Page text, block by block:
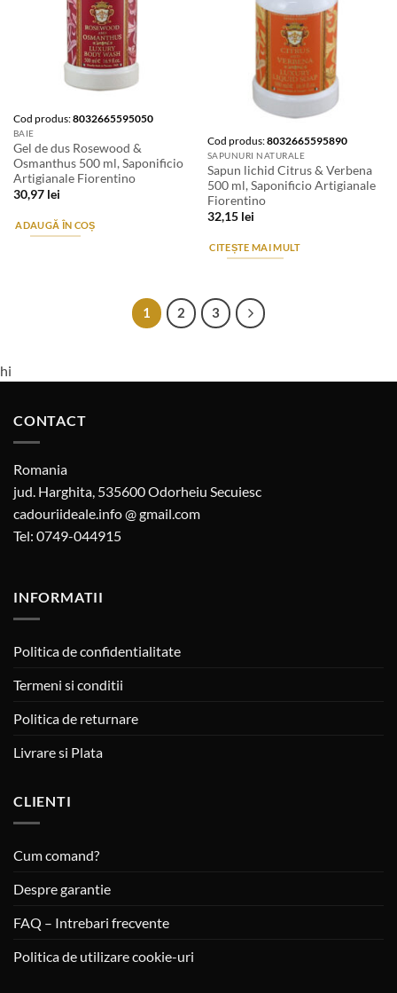
Cod produs:8032665595050
BAIE
Gel de dus Rosewood &
Osmanthus 500 ml, Saponificio
Artigianale Fiorentino
30,97 lei
ADAUGĂ ÎN COȘ
Stoc epuizat
Cod produs:8032665595890
SAPUNURI NATURALE
Sapun lichid Citrus & Verbena
500 ml, Saponificio Artigianale
Fiorentino
32,15 lei
CITEȘTE MAI MULT
1 2 3
hi
CONTACT
Romania
jud. Harghita, 535600 Odorheiu Secuiesc
cadouriideale.info @ gmail.com
Tel: 0749-044915
INFORMATII
Politica de confidentialitate
Termeni si conditii
Politica de returnare
Livrare si Plata
CLIENTI
Cum comand?
Despre garantie
FAQ – Intrebari frecvente
Politica de utilizare cookie-uri